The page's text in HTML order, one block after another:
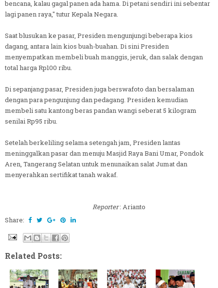
bencana, kalau gagal panen ada hama. Di petani sendiri ini sebentar
lagi panen raya," tutur Kepala Negara.
Saat blusukan ke pasar, Presiden mengunjungi beberapa kios
dagang, antara lain kios buah-buahan. Di sini Presiden
menyempatkan membeli buah manggis, jeruk, dan salak dengan
total harga Rp100 ribu.
Di sepanjang pasar, Presiden juga berswafoto dan bersalaman
dengan para pengunjung dan pedagang. Presiden kemudian
membeli satu kantong beras pandan wangi seberat 5 kilogram
senilai Rp95 ribu.
Setelah berkeliling selama setengah jam, Presiden lantas
meninggalkan pasar dan menuju Masjid Raya Bani Umar, Pondok
Aren, Tangerang Selatan untuk menunaikan salat Jumat dan
menyerahkan sertifikat tanah wakaf.
Reporter: Arianto
Share:
Related Posts: